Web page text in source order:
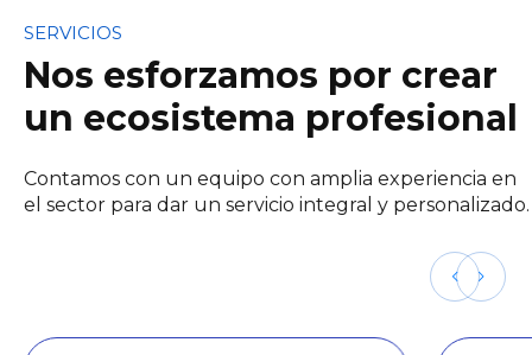
SERVICIOS
Nos esforzamos por crear
un ecosistema profesional
Contamos con un equipo con amplia experiencia en
el sector para dar un servicio integral y personalizado.